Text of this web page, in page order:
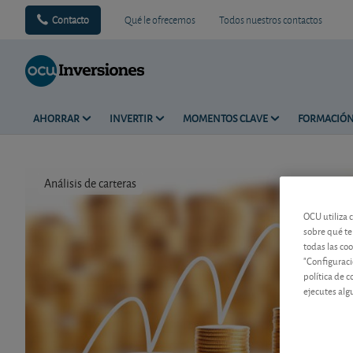
Contacto Qué le ofrecemos Todos nuestros contactos
AHORRAR INVERTIR MOMENTOS CLAVE FORMACIÓN
Análisis de carteras Tiempo
OCU utiliza
sobre qué
todas las
política de
ejecutes